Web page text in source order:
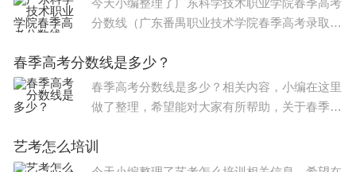
今天小编整理了广东科学技术职业学院春季高考
分数线（广东番禺职业技术学院春季高考录取
2022年广东3+专业技能证书录取 春季高考 最低
分数线： 广东
春季高考分数线是多少？
春季高考分数线是多少？相关内容，小编在这里
做了整理，希望能对大家有所帮助，关于春季高
022年春季高考批录取最低分数线在420-440分
之间(文史 475分,理工 46
艺考怎么培训